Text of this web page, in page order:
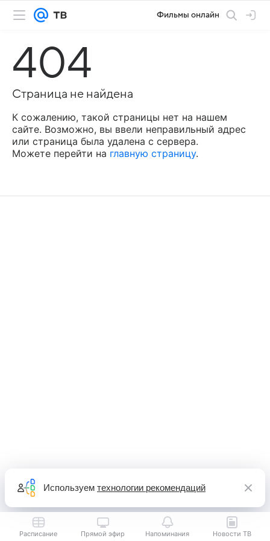
Фильмы онлайн
404
Страница не найдена
К сожалению, такой страницы нет на нашем
сайте. Возможно, вы ввели неправильный адрес
или страница была удалена с сервера.
Можете перейти на главную страницу.
Расписание Прямой эфир Напоминания Новости ТВ
Используем технологии рекомендаций